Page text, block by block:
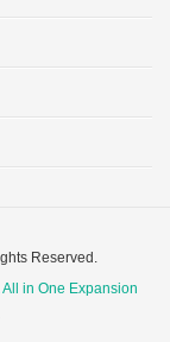
Reserved.
All in One Expansion